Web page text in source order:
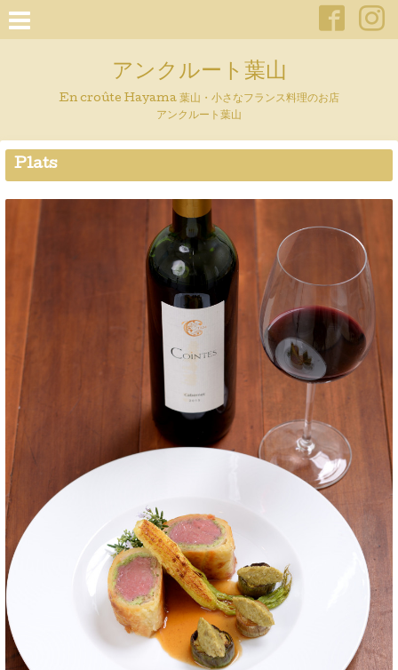
アンクルート葉山
En croûte Hayama 葉山・小さなフランス料理のお店
アンクルート葉山
Plats